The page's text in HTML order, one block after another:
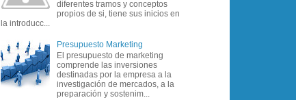
diferentes tramos y conceptos
propios de si, tiene sus inicios en
la introducc...
Presupuesto Marketing
El presupuesto de marketing
comprende las inversiones
destinadas por la empresa a la
investigación de mercados, a la
preparación y sostenim...